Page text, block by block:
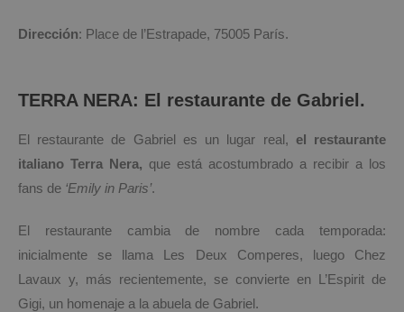
Dirección: Place de l’Estrapade, 75005 París.
TERRA NERA: El restaurante de Gabriel.
El restaurante de Gabriel es un lugar real, el restaurante
italiano Terra Nera, que está acostumbrado a recibir a los
fans de ‘Emily in Paris’.
El restaurante cambia de nombre cada temporada:
inicialmente se llama Les Deux Comperes, luego Chez
Lavaux y, más recientemente, se convierte en L’Espirit de
Gigi, un homenaje a la abuela de Gabriel.